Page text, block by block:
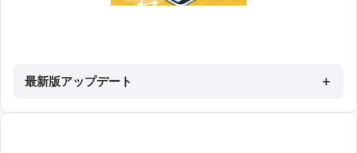
最新版アップデート ＋